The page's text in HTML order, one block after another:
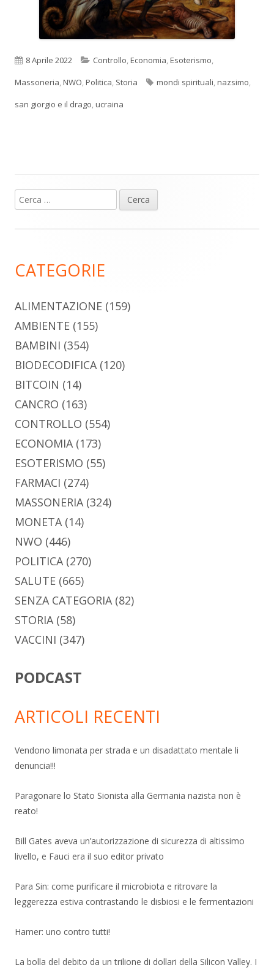
Pubblicato
8 Aprile 2022 Categorie
Controllo,Economia,Esoterismo,
Massoneria,NWO,Politica, Storia Tag
mondi spirituali,nazsimo,
san giorgio e il drago,ucraina
Barra
laterale
Ricerca
per:
CATEGORIE
ALIMENTAZIONE (159)
AMBIENTE (155)
BAMBINI (354)
BIODECODIFICA(120)
BITCOIN (14)
CANCRO (163)
CONTROLLO (554)
ECONOMIA(173)
ESOTERISMO (55)
FARMACI (274)
MASSONERIA(324)
MONETA(14)
NWO (446)
POLITICA(270)
SALUTE (665)
SENZA CATEGORIA(82)
STORIA(58)
VACCINI (347)
PODCAST
ARTICOLI RECENTI
Vendono limonata per strada e un disadattato mentale li
denuncia!!!
Paragonare lo Stato Sionista alla Germania nazista non è
reato!
Bill Gates aveva un’autorizzazione di sicurezza di altissimo
livello, e Fauci era il suo editor privato
Para Sin: come purificare il microbiota e ritrovare la
leggerezza estiva contrastando le disbiosi e le fermentazioni
Hamer: uno contro tutti!
La bolla del debito da un trilione di dollari della Silicon Valley. I